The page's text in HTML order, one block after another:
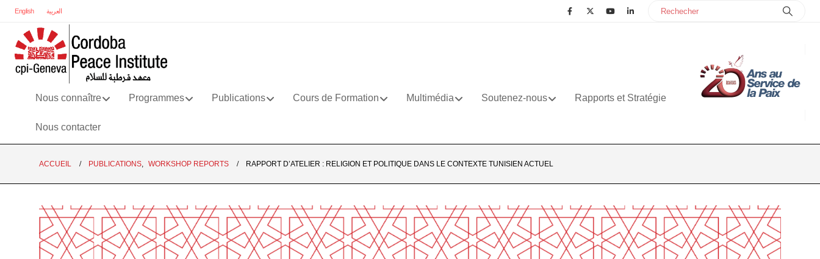
English العربية
Nous connaître Programmes Publications Cours de Formation Multimédia Soutenez-nous Rapports et Stratégie
Nous contacter
ACCUEIL PUBLICATIONS WORKSHOP REPORTS RAPPORT D’ATELIER : RELIGION ET POLITIQUE DANS LE CONTEXTE TUNISIEN ACTUEL